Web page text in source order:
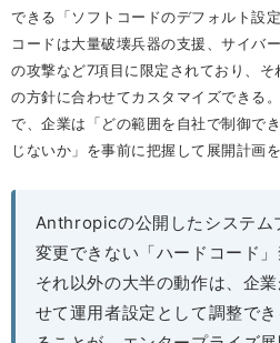
できる「ソフトコードのデフォルト設
コードは大量破壊兵器の支援、サイバ
の攻撃など7項目に限定されており、
の方針に合わせてカスタマイズできる
で、企業は「どの範囲を自社で制御で
じないか」を事前に把握して展開計画
Anthropicの公開したシステム
変更できない「ハードコード
それ以外の大半の動作は、企
せて運用者設定として調整で